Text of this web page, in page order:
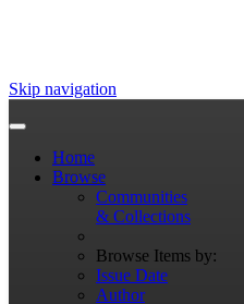
Skip navigation
Home
Browse
Communities
& Collections
Browse Items by:
Issue Date
Author